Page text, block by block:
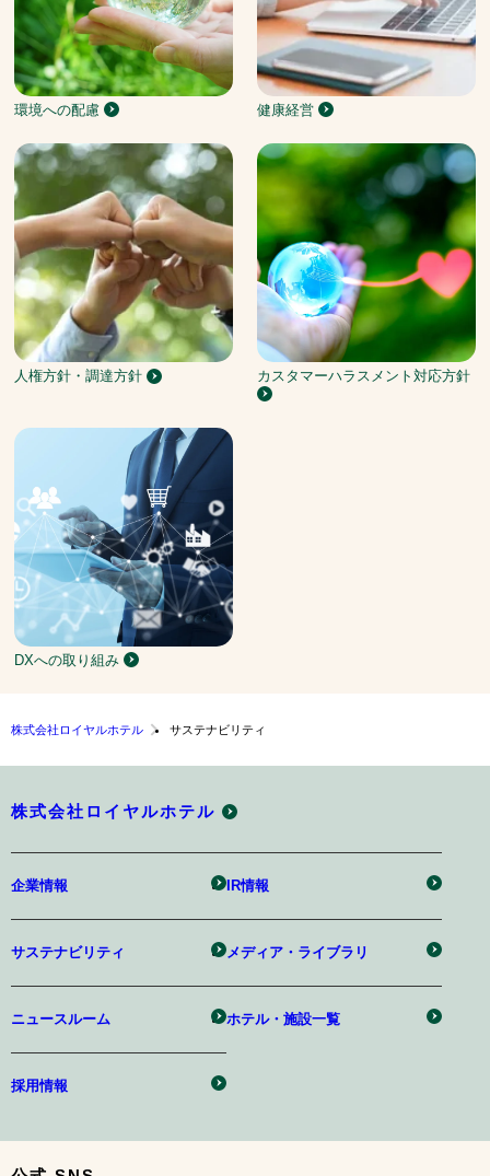
環境への配慮 健康経営
人権方針・調達方針 カスタマーハラスメント対応方針
DXへの取り組み
株式会社ロイヤルホテル サステナビリティ
株式会社ロイヤルホテル
企業情報 IR情報
サステナビリティ メディア・ライブラリ
ニュースルーム ホテル・施設一覧
採用情報